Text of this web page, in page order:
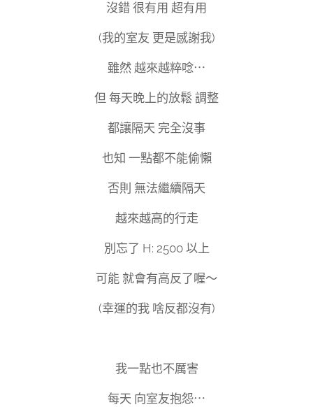
沒錯 很有用 超有用
(我的室友 更是感謝我)
雖然 越來越粹唸⋯
但 每天晚上的放鬆 調整
都讓隔天 完全沒事
也知 一點都不能偷懶
否則 無法繼續隔天
越來越高的行走
別忘了 H: 2500 以上
可能 就會有高反了喔～
(幸運的我 啥反都沒有)
我一點也不厲害
每天 向室友抱怨⋯